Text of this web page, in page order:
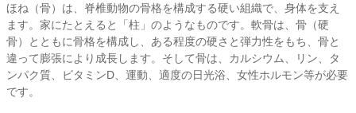
ほね（骨）は、脊椎動物の骨格を構成する硬い組織で、身体を支え
ます。家にたとえると「柱」のようなものです。軟骨は、骨（硬
骨）とともに骨格を構成し、ある程度の硬さと弾力性をもち、骨と
違って膨張により成長します。そして骨は、カルシウム、リン、タ
ンパク質、ビタミンD、運動、適度の日光浴、女性ホルモン等が必要
です。